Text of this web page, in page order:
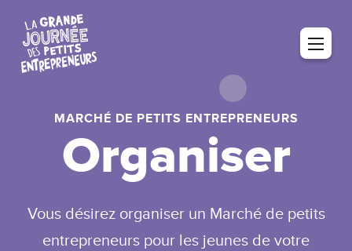
MARCHÉ DE PETITS ENTREPRENEURS
Organiser
Vous désirez organiser un Marché de petits
entrepreneurs pour les jeunes de votre